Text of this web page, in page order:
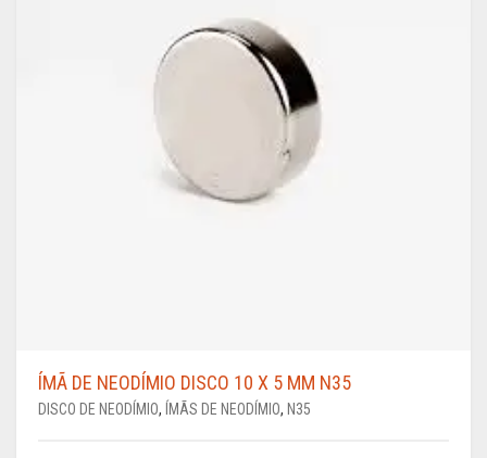
ÍMÃ DE NEODÍMIO DISCO 10 X 5 MM N35
DISCO DE NEODÍMIO, ÍMÃS DE NEODÍMIO, N35